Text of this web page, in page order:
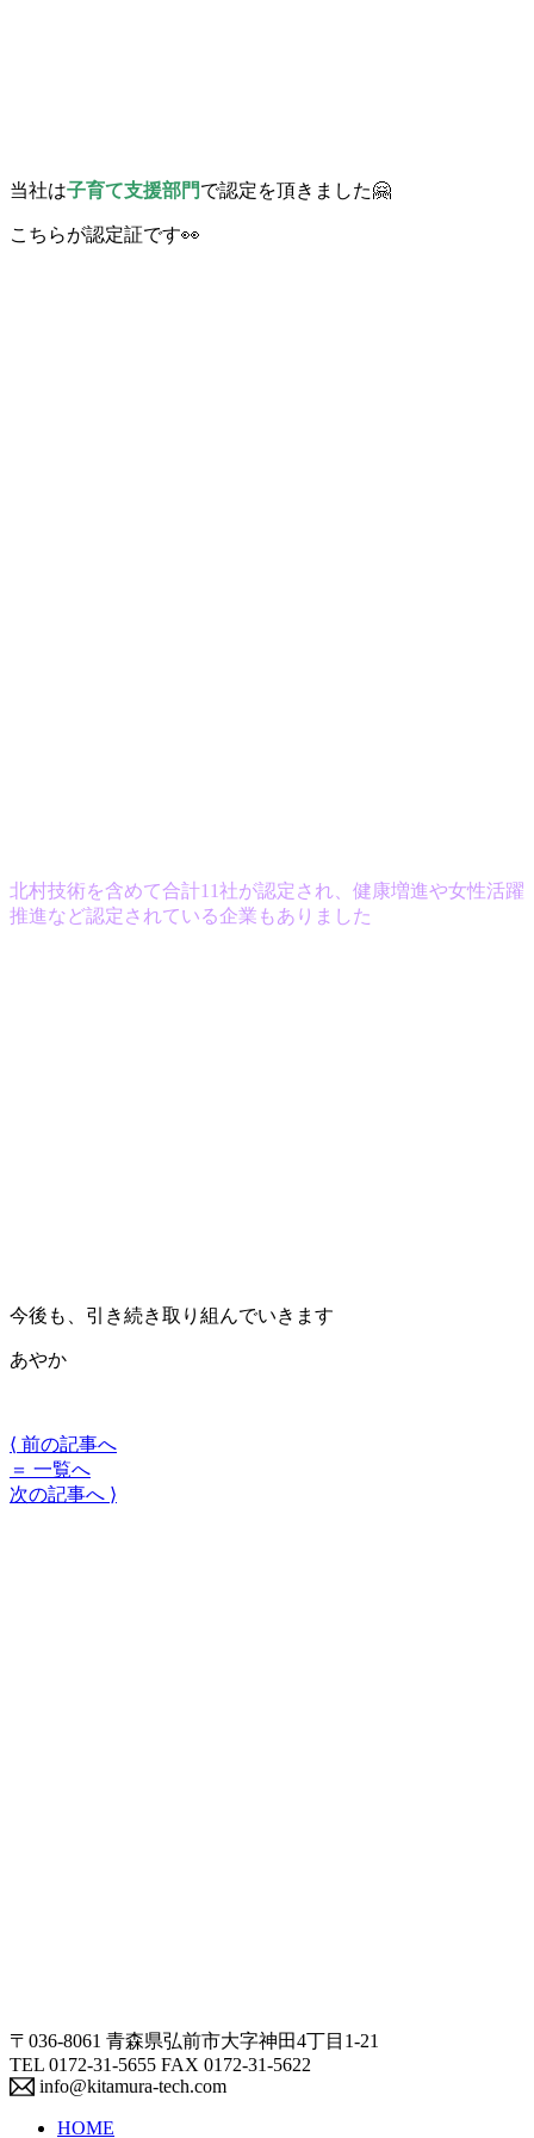
当社は子育て支援部門で認定を頂きました🤗
こちらが認定証です👀
北村技術を含めて合計11社が認定され、健康増進や女性活躍
推進など認定されている企業もありました
今後も、引き続き取り組んでいきます
あやか
⟨ 前の記事へ
＝ 一覧へ
次の記事へ ⟩
〒036-8061 青森県弘前市大字神田4丁目1-21
TEL 0172-31-5655 FAX 0172-31-5622
info@kitamura-tech.com
HOME